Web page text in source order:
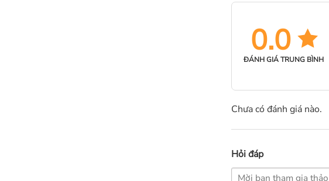
0.0
ĐÁNH GIÁ TRUNG BÌNH
Chưa có đánh giá nào.
Hỏi đáp